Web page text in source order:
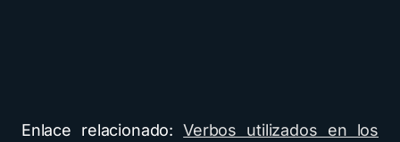
Enlace relacionado:Verbos utilizados en los